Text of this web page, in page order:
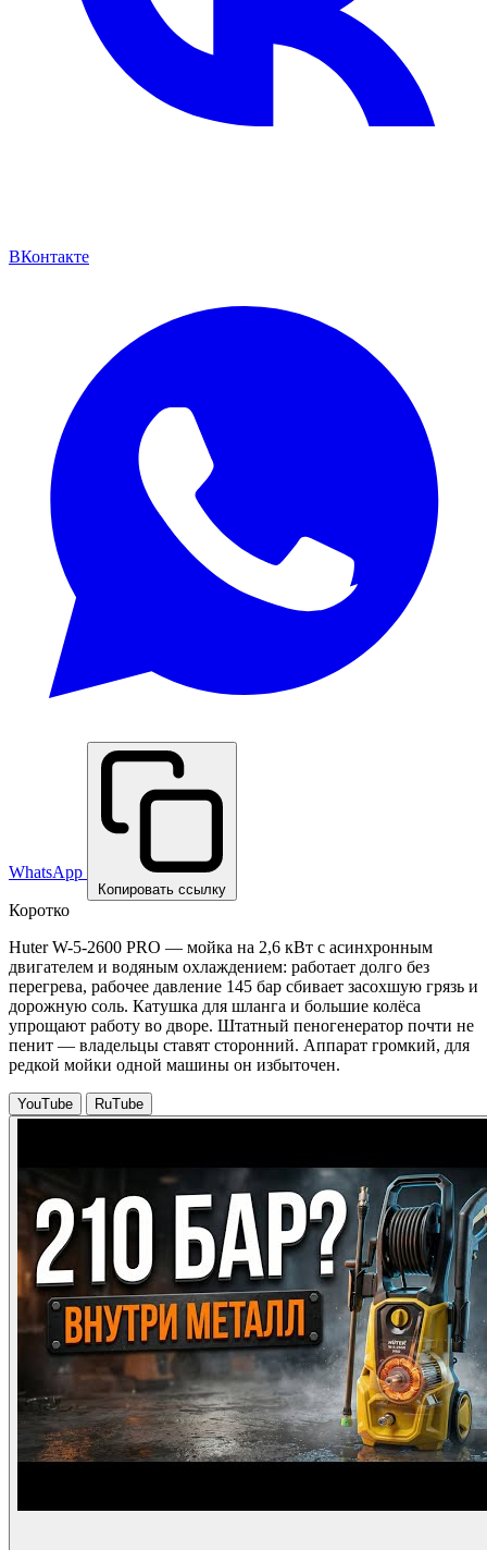
ВКонтакте
WhatsApp
Копировать ссылку
Коротко
Huter W-5-2600 PRO — мойка на 2,6 кВт с асинхронным
двигателем и водяным охлаждением: работает долго без
перегрева, рабочее давление 145 бар сбивает засохшую грязь и
дорожную соль. Катушка для шланга и большие колёса
упрощают работу во дворе. Штатный пеногенератор почти не
пенит — владельцы ставят сторонний. Аппарат громкий, для
редкой мойки одной машины он избыточен.
YouTube RuTube